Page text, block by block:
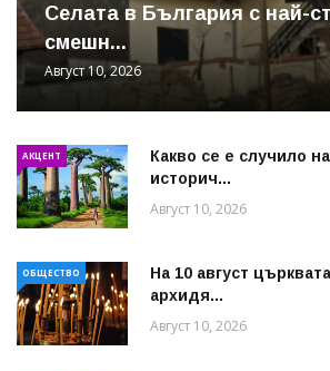
Cелата в България с най-
смешн...
Август 10, 2026
АКЦЕНТ
Какво се е случило
историч...
Август 10, 2026
ОБЩЕСТВО
На 10 август
архидя...
Август 10, 2026